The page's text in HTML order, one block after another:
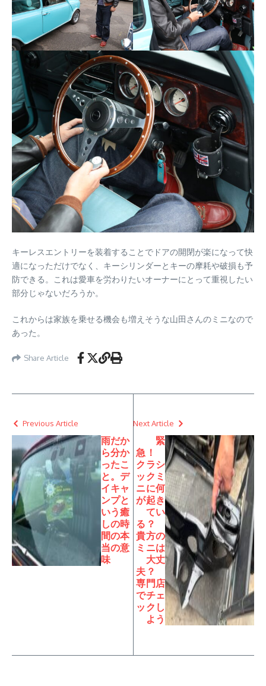
キーレスエントリーを装着することでドアの開閉が楽になって快
適になっただけでなく、キーシリンダーとキーの摩耗や破損も予
防できる。これは愛車を労わりたいオーナーにとって重視したい
部分じゃないだろうか。
これからは家族を乗せる機会も増えそうな山田さんのミニなので
あった。
Share Article
Previous Article
雨だか
ら分か
ったこ
と。デ
イキャ
ンプと
いう癒
しの時
間の本
当の意
味
Next Article
緊
急！
クラシ
ックミ
ニに何
が起き
てい
る？
貴方の
ミニは
大丈
夫？
専門店
でチェ
ックし
よう